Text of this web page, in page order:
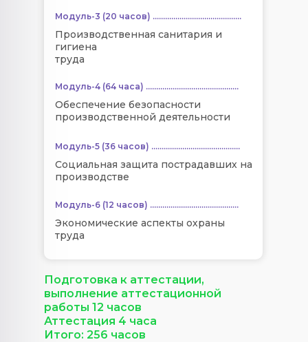
Модуль-3 (20 часов) ...........................................
Модуль-4 (64 часа) .............................................
Модуль-5 (36 часов) ...........................................
Производственная санитария и
гигиена
труда
Обеспечение безопасности
производственной деятельности
Социальная защита пострадавших на
производстве
Подготовка к аттестации,
выполнение аттестационной
работы 12 часов
Аттестация 4 часа
Итого: 256 часов
Модуль-6 (12 часов) ...........................................
Экономические аспекты охраны
труда